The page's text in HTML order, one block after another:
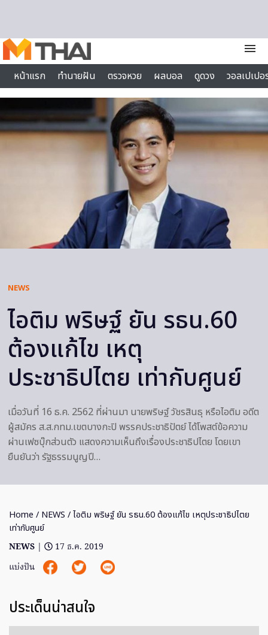
menu
หน้าแรก
ทำนายฝัน ตรวจหวย ผลบอล ดูดวง
วอลเปเป
ไลฟ์สไตล์
NEWS
ไอติม พริษฐ์ ยัน รธน.60
ต้องแก้ไข เหตุ
ประชาธิปไตย เท่ากับศูนย์
เมื่อวันที่ 16 ธ.ค. 2562 ที่ผ่านมา นายพริษฐ์ วัชรสินธุ หรือไอติม อดีต
ผู้สมัคร ส.ส.กทม.เขตบางกะปิ พรรคประชาธิปัตย์ ได้โพสต์ข้อความ
ผ่านเฟซบุ๊กส่วนตัว แสดงความเห็นถึงเรื่องประชาธิปไตย โดยเขา
ยืนยันว่า รัฐธรรมนูญปี…
Home / NEWS / ไอติม พริษฐ์ ยัน รธน.60 ต้องแก้ไข เหตุประชาธิปไตย
เท่ากับศูนย์
NEWS |
17 ธ.ค. 2019
แบ่งปัน
ประเด็นน่าสนใจ